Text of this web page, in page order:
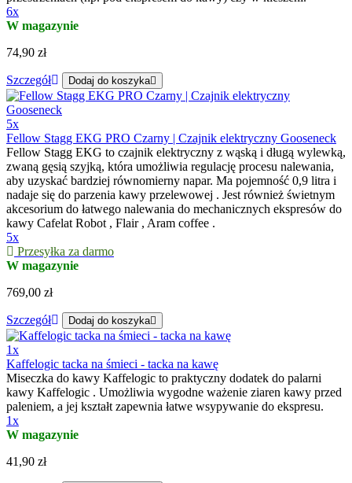
6x
W magazynie
74,90 zł
Szczegół Dodaj do koszyka
5x
Fellow Stagg EKG PRO Czarny | Czajnik elektryczny Gooseneck
Fellow Stagg EKG to czajnik elektryczny z wąską i długą wylewką,
zwaną gęsią szyjką, która umożliwia regulację procesu nalewania,
aby uzyskać bardziej równomierny napar. Ma pojemność 0,9 litra i
nadaje się do parzenia kawy przelewowej . Jest również świetnym
akcesorium do łatwego nalewania do mechanicznych ekspresów do
kawy Cafelat Robot , Flair , Aram coffee .
5x
Przesyłka za darmo
W magazynie
769,00 zł
Szczegół Dodaj do koszyka
1x
Kaffelogic tacka na śmieci - tacka na kawę
Miseczka do kawy Kaffelogic to praktyczny dodatek do palarni
kawy Kaffelogic . Umożliwia wygodne ważenie ziaren kawy przed
paleniem, a jej kształt zapewnia łatwe wsypywanie do ekspresu.
1x
W magazynie
41,90 zł